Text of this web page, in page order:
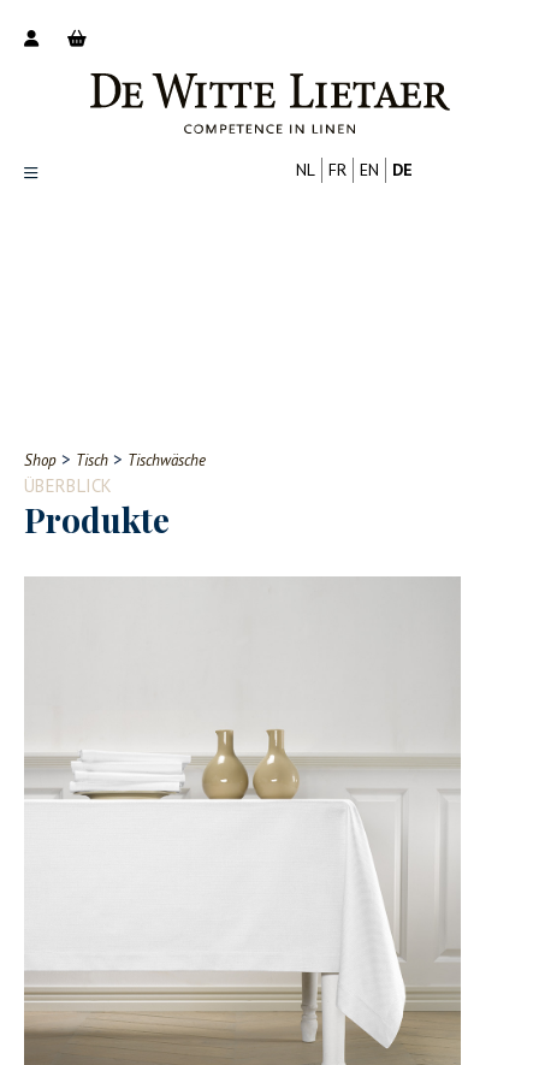
Contact
NL FR EN DE
Shop > Tisch > Tischwäsche
ÜBERBLICK
Produkte